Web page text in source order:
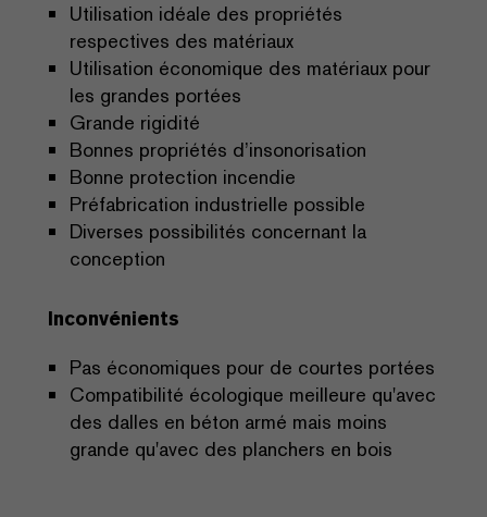
Utilisation idéale des propriétés
respectives des matériaux
Utilisation économique des matériaux pour
les grandes portées
Grande rigidité
Bonnes propriétés d’insonorisation
Bonne protection incendie
Préfabrication industrielle possible
Diverses possibilités concernant la
conception
Inconvénients
Pas économiques pour de courtes portées
Compatibilité écologique meilleure qu'avec
des dalles en béton armé mais moins
grande qu'avec des planchers en bois